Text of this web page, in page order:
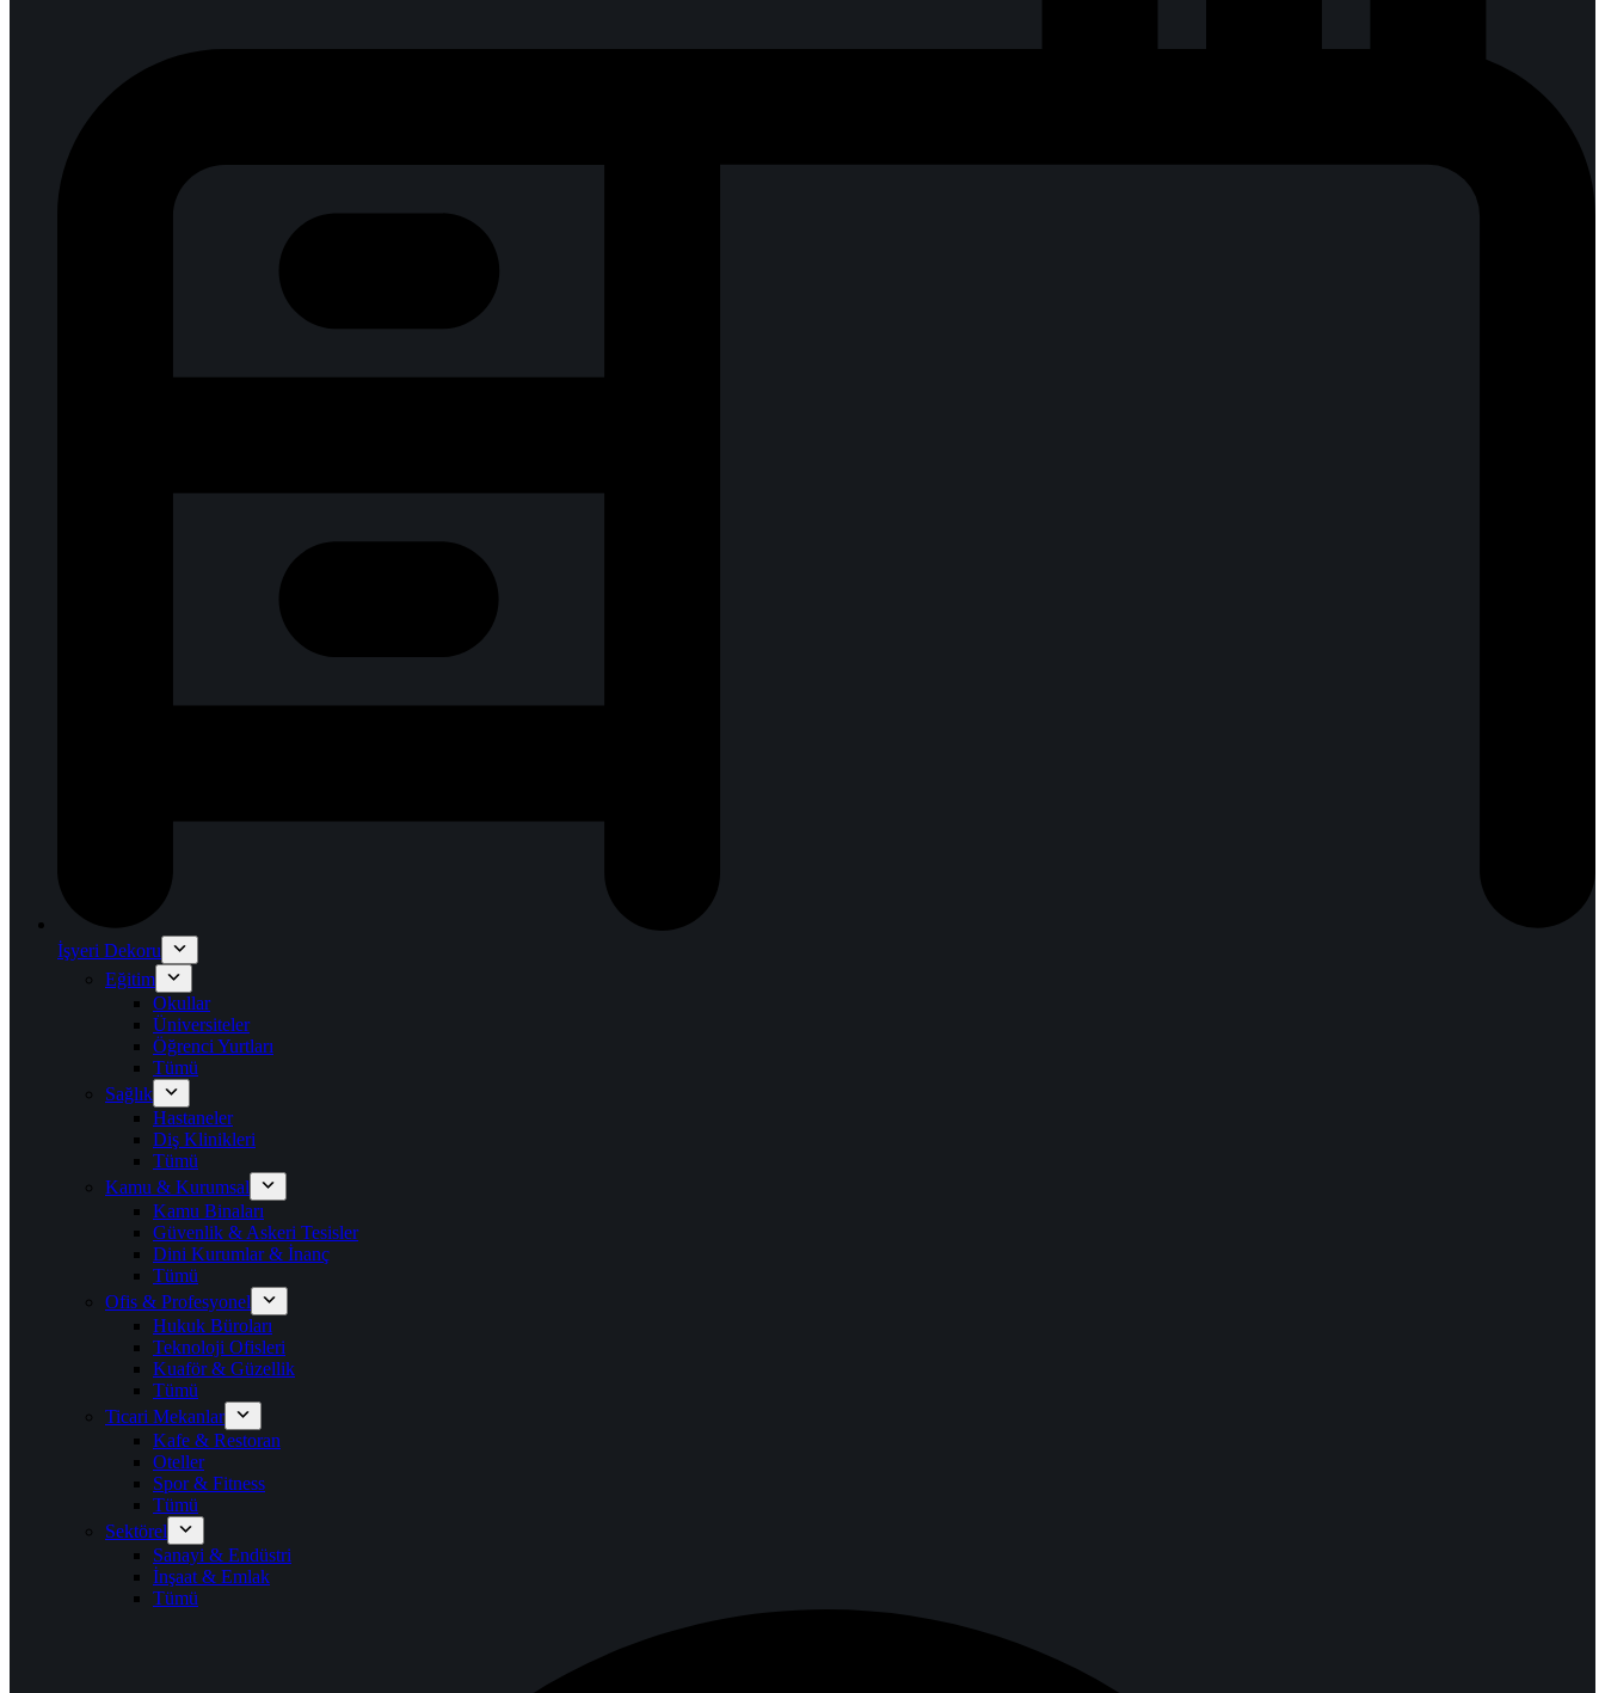
İşyeri Dekoru
Eğitim
Okullar
Üniversiteler
Öğrenci Yurtları
Tümü
Sağlık
Hastaneler
Diş Klinikleri
Tümü
Kamu & Kurumsal
Kamu Binaları
Güvenlik & Askeri Tesisler
Dini Kurumlar & İnanç
Tümü
Ofis & Profesyonel
Hukuk Büroları
Teknoloji Ofisleri
Kuaför & Güzellik
Tümü
Ticari Mekanlar
Kafe & Restoran
Oteller
Spor & Fitness
Tümü
Sektörel
Sanayi & Endüstri
İnşaat & Emlak
Tümü